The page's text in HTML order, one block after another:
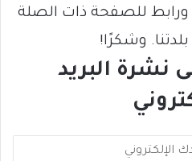
للصفحة ذات الصلة
وشكرًا!
نشرة البريد